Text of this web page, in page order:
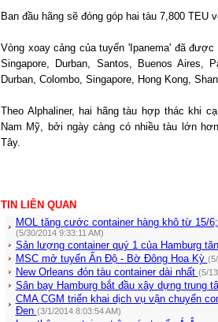
Ban đầu hãng sẽ đóng góp hai tàu 7,800 TEU
Vòng xoay cảng của tuyến 'Ipanema' đã
Singapore, Durban, Santos, Buenos Aires,
Durban, Colombo, Singapore, Hong Kong,
Theo Alphaliner, hai hãng tàu hợp thác khi
Nam Mỹ, bởi ngày càng có nhiều tàu lớn
Tây.
TIN LIÊN QUAN
MOL tăng cước container hàng khô từ 15/
(5/30/2014 9:33:11 AM)
Sản lượng container quý 1 của Hamburg
MSC mở tuyến Ấn Độ - Bờ Đông Hoa Kỳ
New Orleans đón tàu container dài nhất (5/
Sân bay Hamburg bắt đầu xây dựng trung
CMA CGM triển khai dịch vụ vận chuyển
Đen (3/1/2014 8:03:54 AM)